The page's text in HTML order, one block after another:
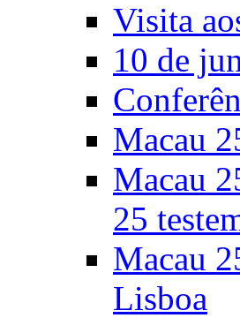
Visita
10 de
Macau
Macau
25
Macau
Lisboa